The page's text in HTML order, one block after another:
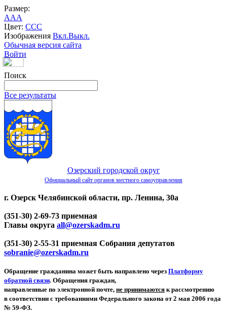
Размер:
AAA
Цвет: CCC
Изображения Вкл.Выкл.
Обычная версия сайта
Войти
Поиск
Все результаты
Озерский городской округ
Официальный сайт органов местного самоуправления
г. Озерск Челябинской области, пр. Ленина, 30а
(351-30) 2-69-73 приемная
Главы округа all@ozerskadm.ru
(351-30) 2-55-31 приемная Собрания депутатов
sobranie@ozerskadm.ru
Обращение гражданина может быть направлено через Платформу
обратной связи. Обращения граждан,
направленные по электронной почте, не принимаются к рассмотрению
в соответствии с требованиями Федерального закона от 2 мая 2006 года
№ 59-ФЗ.